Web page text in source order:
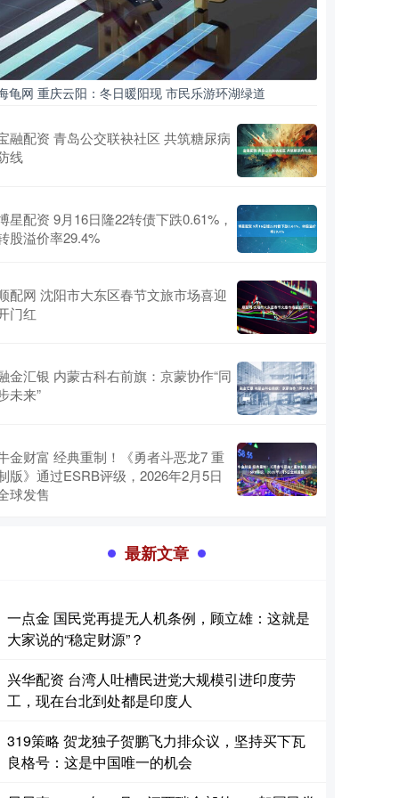
龟网 重庆云阳：冬日暖阳现 市民乐游环湖绿道
融配资 青岛公交联袂社区 共筑糖尿病
线
星配资 9月16日隆22转债下跌0.61%，
股溢价率29.4%
配网 沈阳市大东区春节文旅市场喜迎
门红
金汇银 内蒙古科右前旗：京蒙协作“同
未来”
金财富 经典重制！《勇者斗恶龙7 重
版》通过ESRB评级，2026年2月5日
球发售
最新文章
一点金 国民党再提无人机条例，顾立雄：这就是
大家说的“稳定财源”？
兴华配资 台湾人吐槽民进党大规模引进印度劳
工，现在台北到处都是印度人
319策略 贺龙独子贺鹏飞力排众议，坚持买下瓦
良格号：这是中国唯一的机会